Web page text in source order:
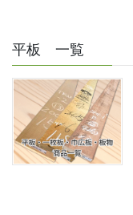
平板 一覧